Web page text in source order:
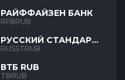
РАЙФФАЙЗЕН БАНК
RFBRUB
РУССКИЙ СТАНДАРТ
RUB
RUSSTRUB
ВТБ RUB
TBRUB